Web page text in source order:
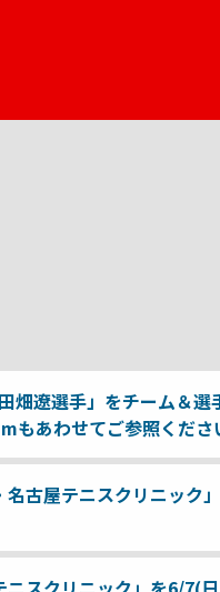
畑遼選手」をチーム＆
あわせてご参照くださ
古屋テニスクリニッ